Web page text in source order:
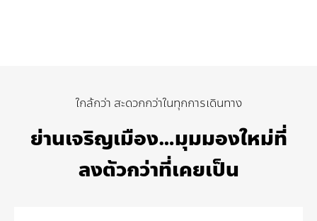
ใกล้กว่า สะดวกกว่าในทุกการเดินทาง
ย่านเจริญเมือง…มุมมองใหม่ที่
ลงตัวกว่าที่เคยเป็น